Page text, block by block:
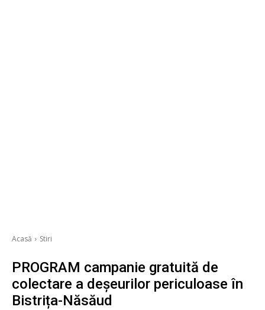
Acasă Stiri
PROGRAM campanie gratuită de
colectare a deșeurilor periculoase în
Bistrița-Năsăud